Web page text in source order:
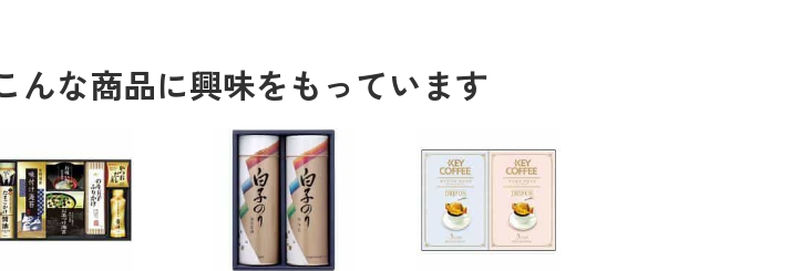
んな商品に興味をもっています